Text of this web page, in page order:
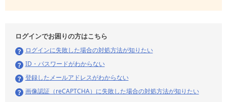
ログインでお困りの方はこちら
ログインに失敗した場合の対処方法が知りたい
ID・パスワードがわからない
登録したメールアドレスがわからない
画像認証（reCAPTCHA）に失敗した場合の対処方法が知りたい